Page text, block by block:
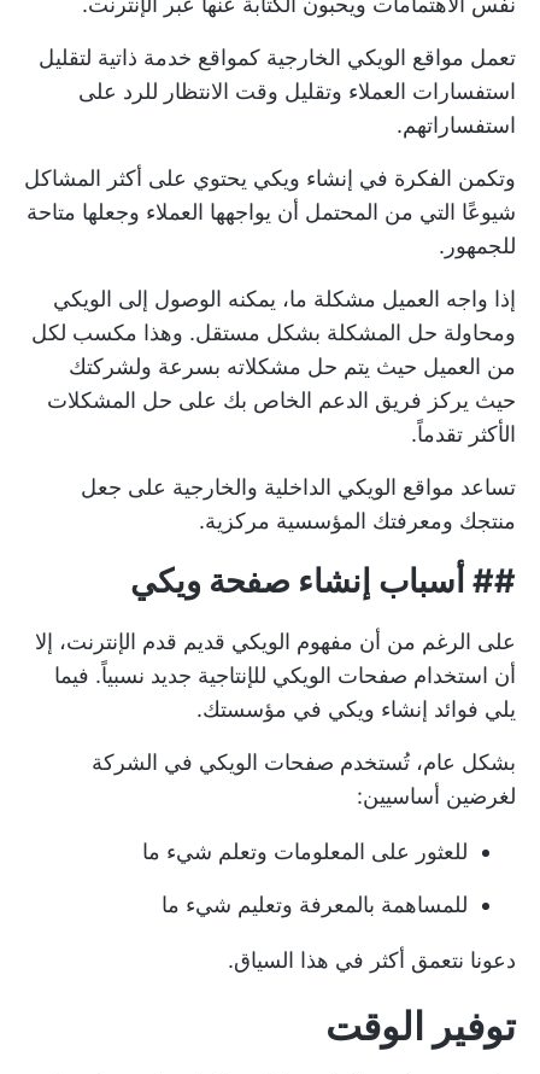
تعمل مواقع الويكي الخارجية كمواقع خدمة ذاتية لتقليل
استفسارات العملاء وتقليل وقت الانتظار للرد على
استفساراتهم.
وتكمن الفكرة في إنشاء ويكي يحتوي على أكثر المشاكل
شيوعًا التي من المحتمل أن يواجهها العملاء وجعلها متاحة
للجمهور.
إذا واجه العميل مشكلة ما، يمكنه الوصول إلى الويكي
ومحاولة حل المشكلة بشكل مستقل. وهذا مكسب لكل
من العميل حيث يتم حل مشكلاته بسرعة ولشركتك
حيث يركز فريق الدعم الخاص بك على حل المشكلات
الأكثر تقدماً.
تساعد مواقع الويكي الداخلية والخارجية على جعل
منتجك ومعرفتك المؤسسية مركزية.
## أسباب إنشاء صفحة ويكي
على الرغم من أن مفهوم الويكي قديم قدم الإنترنت، إلا
أن استخدام صفحات الويكي للإنتاجية جديد نسبياً. فيما
يلي فوائد إنشاء ويكي في مؤسستك.
بشكل عام، تُستخدم صفحات الويكي في الشركة
لغرضين أساسيين:
للعثور على المعلومات وتعلم شيء ما
للمساهمة بالمعرفة وتعليم شيء ما
دعونا نتعمق أكثر في هذا السياق.
توفير الوقت